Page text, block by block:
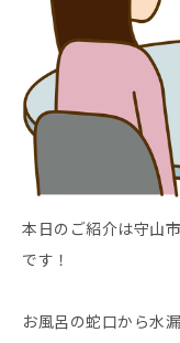
本日のご紹介は守山
です！
お風呂の蛇口から水